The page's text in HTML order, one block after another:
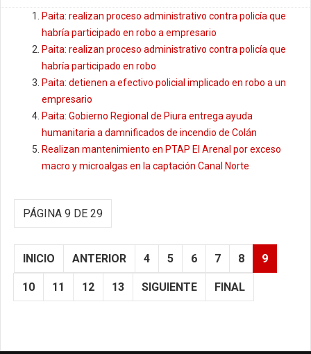
Paita: realizan proceso administrativo contra policía que
habría participado en robo a empresario
Paita: realizan proceso administrativo contra policía que
habría participado en robo
Paita: detienen a efectivo policial implicado en robo a un
empresario
Paita: Gobierno Regional de Piura entrega ayuda
humanitaria a damnificados de incendio de Colán
Realizan mantenimiento en PTAP El Arenal por exceso
macro y microalgas en la captación Canal Norte
PÁGINA 9 DE 29
INICIO ANTERIOR 4 5 6 7 8 9
10 11 12 13 SIGUIENTE FINAL